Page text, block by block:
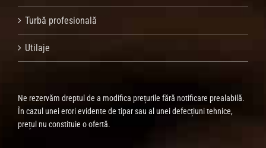
Turbă profesională
Utilaje
Ne rezervăm dreptul de a modifica prețurile fără notificare prealabilă.
În cazul unei erori evidente de tipar sau al unei defecțiuni tehnice,
prețul nu constituie o ofertă.